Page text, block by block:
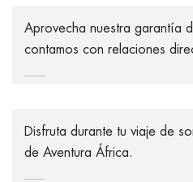
Aprovecha nuestra garantía
contamos con relaciones
Disfruta durante tu viaje de
de Aventura África.